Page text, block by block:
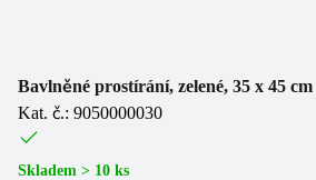
Bavlněné prostírání, zelené, 35 x 45 cm
Kat. č.: 9050000030
Skladem > 10 ks